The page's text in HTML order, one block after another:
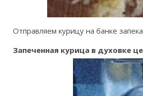
Отправляем курицу на банке
Запеченная курица в духовке